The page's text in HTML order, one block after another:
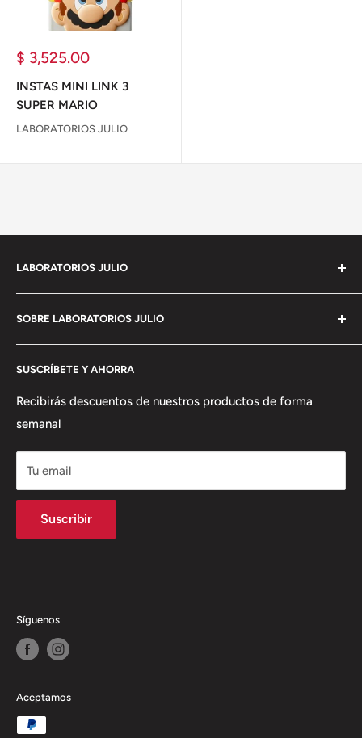
Precio
venta
$ 3,525.00
INSTAS MINI LINK 3
SUPER MARIO
LABORATORIOS JULIO
LABORATORIOS JULIO
experiencia en
el mercado de imágenes y con la mas moderna
estructura como comercializadora de
SOBRE LABORATORIOS JULIO
Política de privacidad
Términos del Servicio
Política de envío
Política de Reembolso
SUSCRÍBETE Y AHORRA
Recibirás descuentos de nuestros productos de forma
semanal
Tu email
Suscribir
Síguenos
Aceptamos